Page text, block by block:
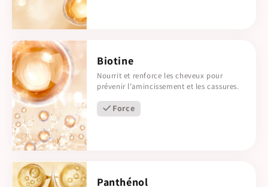
Biotine
Nourrit et renforce les cheveux pour
prévenir l’amincissement et les cassures.
Force
Panthénol